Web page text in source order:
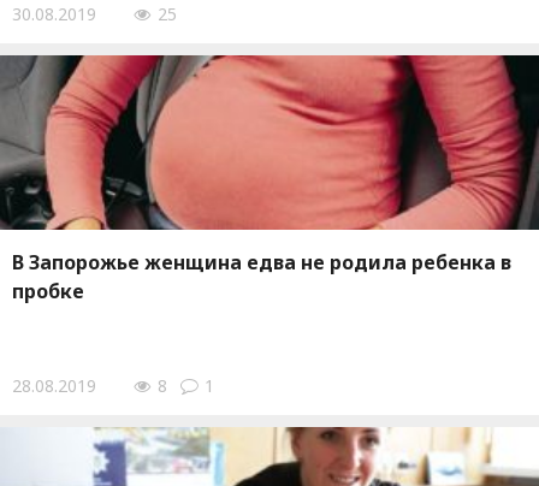
30.08.2019 25
В Запорожье женщина едва не родила ребенка в
пробке
28.08.2019 8 1